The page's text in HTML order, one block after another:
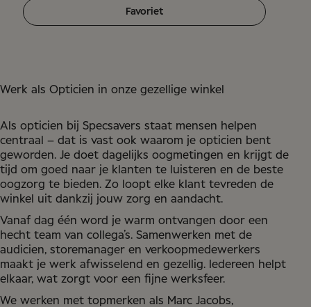
Favoriet
Werk als Opticien in onze gezellige winkel
Als opticien bij Specsavers staat mensen helpen
centraal – dat is vast ook waarom je opticien bent
geworden. Je doet dagelijks oogmetingen en krijgt de
tijd om goed naar je klanten te luisteren en de beste
oogzorg te bieden. Zo loopt elke klant tevreden de
winkel uit dankzij jouw zorg en aandacht.
Vanaf dag één word je warm ontvangen door een
hecht team van collega’s. Samenwerken met de
audicien, storemanager en verkoopmedewerkers
maakt je werk afwisselend en gezellig. Iedereen helpt
elkaar, wat zorgt voor een fijne werksfeer.
We werken met topmerken als Marc Jacobs,